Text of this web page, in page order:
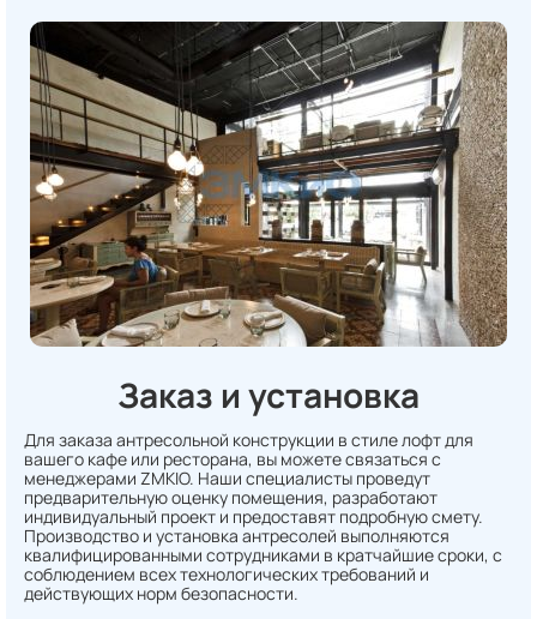
Заказ и установка
Для заказа антресольной конструкции в стиле лофт для
вашего кафе или ресторана, вы можете связаться с
менеджерами ZMKIO. Наши специалисты проведут
предварительную оценку помещения, разработают
индивидуальный проект и предоставят подробную смету.
Производство и установка антресолей выполняются
квалифицированными сотрудниками в кратчайшие сроки, с
соблюдением всех технологических требований и
действующих норм безопасности.